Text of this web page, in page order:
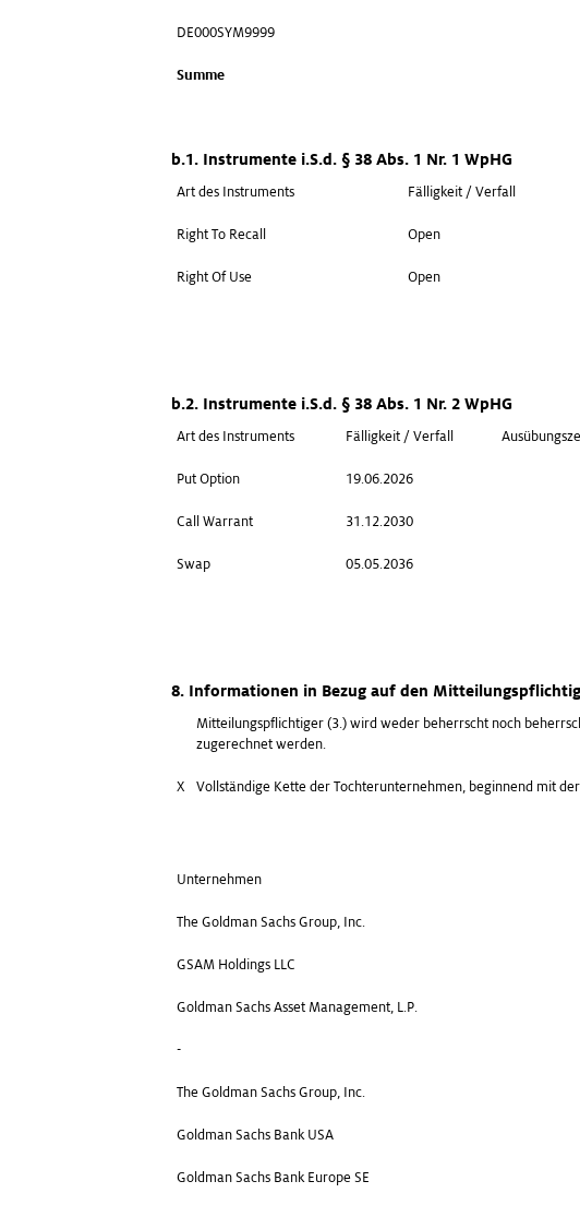
DE000SYM9999
Summe
b.1. Instrumente i.S.d. § 38 Abs. 1 Nr. 1 WpHG
Art des Instruments Fälligkeit / Verfall
Right To Recall Open
Right Of Use Open
b.2. Instrumente i.S.d. § 38 Abs. 1 Nr. 2 WpHG
Art des Instruments Fälligkeit / Verfall
Put Option 19.06.2026
Call Warrant 31.12.2030
Swap 05.05.2036
8. Informationen in Bezug auf den
Mitteilungspflichtiger (3.) wird weder beherrscht noch
zugerechnet werden.
X Vollständige Kette der Tochterunternehmen, beginnend mit
Unternehmen
The Goldman Sachs Group, Inc.
GSAM Holdings LLC
Goldman Sachs Asset Management, L.P.
-
The Goldman Sachs Group, Inc.
Goldman Sachs Bank USA
Goldman Sachs Bank Europe SE